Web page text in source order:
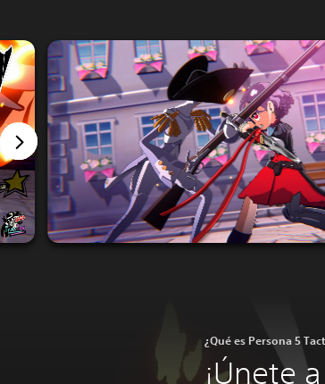
¿Qué es Persona 5
¡Únete